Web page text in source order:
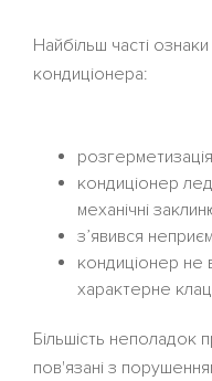
Найбільш часті
кондиціонера:
кондиціонер
механічні
з’явився
кондиціонер не
характерне
Більшість неполадок
пов'язані з